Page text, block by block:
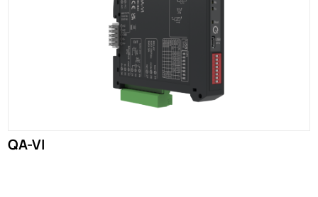
QA-VI